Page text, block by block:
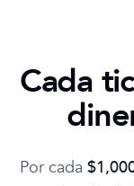
Cada
Por cada